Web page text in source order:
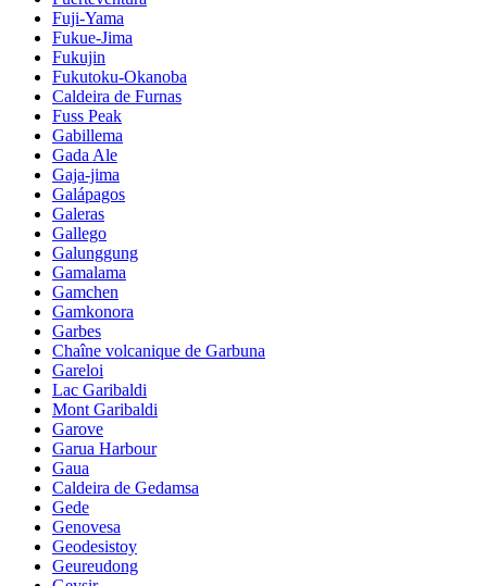
Fuji-Yama
Fukue-Jima
Fukujin
Fukutoku-Okanoba
Caldeira de Furnas
Fuss Peak
Gabillema
Gada Ale
Gaja-jima
Galápagos
Galeras
Gallego
Galunggung
Gamalama
Gamchen
Gamkonora
Garbes
Chaîne volcanique de Garbuna
Gareloi
Lac Garibaldi
Mont Garibaldi
Garove
Garua Harbour
Gaua
Caldeira de Gedamsa
Gede
Genovesa
Geodesistoy
Geureudong